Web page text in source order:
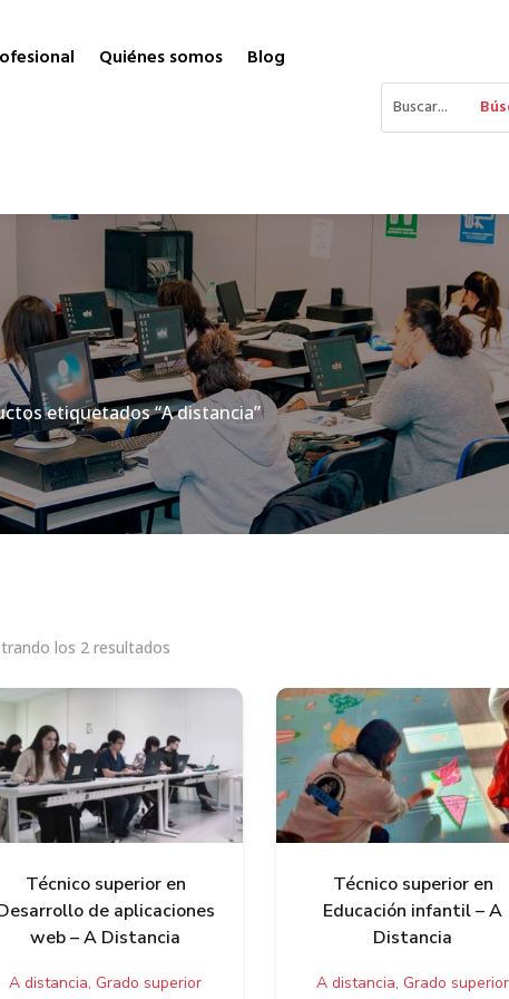
Quiénes somos Blog
etiquetados “A distancia”
los 2 resultados
Técnico superior en
de aplicaciones
web – A Distancia
A distancia, Grado superior
Técnico superior en
Educación infantil – A
Distancia
A distancia, Grado superior